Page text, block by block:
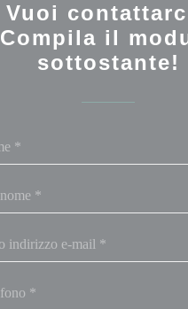
Vuoi
Compila il
sottostante!